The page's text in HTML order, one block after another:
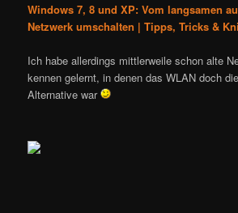
Windows 7, 8 und XP: Vom langsamen
Netzwerk umschalten | Tipps, Tricks &
Ich habe allerdings mittlerweile schon alte
kennen gelernt, in denen das WLAN doch
Alternative war